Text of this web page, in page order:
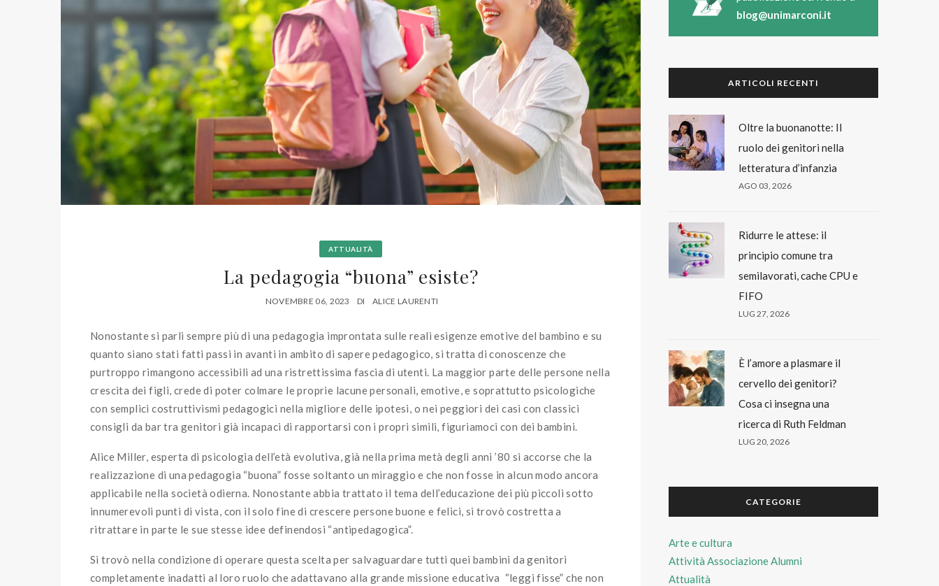
ATTUALITÀ
La pedagogia “buona” esiste?
NOVEMBRE 06, 2023 DI ALICE LAURENTI
Nonostante si parli sempre più di una pedagogia improntata sulle reali esigenze emotive del bambino e su
quanto siano stati fatti passi in avanti in ambito di sapere pedagogico, si tratta di conoscenze che
purtroppo rimangono accessibili ad una ristrettissima fascia di utenti. La maggior parte delle persone nella
crescita dei figli, crede di poter colmare le proprie lacune personali, emotive, e soprattutto psicologiche
con semplici costruttivismi pedagogici nella migliore delle ipotesi, o nei peggiori dei casi con classici
consigli da bar tra genitori già incapaci di rapportarsi con i propri simili, figuriamoci con dei bambini.
Alice Miller, esperta di psicologia dell’età evolutiva, già nella prima metà degli anni ’80 si accorse che la
realizzazione di una pedagogia “buona” fosse soltanto un miraggio e che non fosse in alcun modo ancora
applicabile nella società odierna. Nonostante abbia trattato il tema dell’educazione dei più piccoli sotto
innumerevoli punti di vista, con il solo fine di crescere persone buone e felici, si trovò costretta a
ritrattare in parte le sue stesse idee definendosi “antipedagogica”.
Si trovò nella condizione di operare questa scelta per salvaguardare tutti quei bambini da genitori
completamente inadatti al loro ruolo che adattavano alla grande missione educativa “leggi fisse” che non
blog@unimarconi.it
ARTICOLI RECENTI
Oltre la buonanotte: Il
ruolo dei genitori nella
letteratura d’infanzia
AGO 03, 2026
Ridurre le attese: il
principio comune tra
semilavorati, cache CPU e
FIFO
LUG 27, 2026
È l’amore a plasmare il
cervello dei genitori?
Cosa ci insegna una
ricerca di Ruth Feldman
LUG 20, 2026
CATEGORIE
Arte e cultura
Attività Associazione Alumni
Attualità